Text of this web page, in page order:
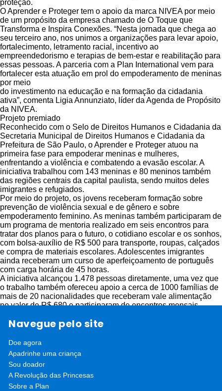
proteção.
O Aprender e Proteger tem o apoio da marca NIVEA por meio
de um propósito da empresa chamado de O Toque que
Transforma e Inspira Conexões. “Nesta jornada que chega ao
seu terceiro ano, nos unimos a organizações para levar apoio,
fortalecimento, letramento racial, incentivo ao
empreendedorismo e terapias de bem-estar e reabilitação para
essas pessoas. A parceria com a Plan International vem para
fortalecer esta atuação em prol do empoderamento de meninas
por meio
do investimento na educação e na formação da cidadania
ativa”, comenta Ligia Annunziato, líder da Agenda de Propósito
da NIVEA.
Projeto premiado
Reconhecido com o Selo de Direitos Humanos e Cidadania da
Secretaria Municipal de Direitos Humanos e Cidadania da
Prefeitura de São Paulo, o Aprender e Proteger atuou na
primeira fase para empoderar meninas e mulheres,
enfrentando a violência e combatendo a evasão escolar. A
iniciativa trabalhou com 143 meninas e 80 meninos também
das regiões centrais da capital paulista, sendo muitos deles
imigrantes e refugiados.
Por meio do projeto, os jovens receberam formação sobre
prevenção de violência sexual e de gênero e sobre
empoderamento feminino. As meninas também participaram de
um programa de mentoria realizado em seis encontros para
tratar dos planos para o futuro, o cotidiano escolar e os sonhos,
com bolsa-auxílio de R$ 500 para transporte, roupas, calçados
e compra de materiais escolares. Adolescentes imigrantes
ainda receberam um curso de aperfeiçoamento de português
com carga horária de 45 horas.
A iniciativa alcançou 1.478 pessoas diretamente, uma vez que
o trabalho também ofereceu apoio a cerca de 1000 famílias de
mais de 20 nacionalidades que receberam vale alimentação
no valor de R$ 680 e participaram de encontros mensais
sobre o direito à educação e a prevenção de violência sexual e
de gênero. Escolas também abriram as portas para a
realização de campanhas e intervenções lúdicas sobre os
temas.
“Aprender e Proteger é um projeto muito bonito, fruto de uma
articulação com mais de 20 outras organizações da sociedade
civil, que nos ajudaram a alcançar tantas famílias brasileiras,
migrantes internacionais e seus adolescentes”, afirma Iará.
Navegue pelo site
Doe agora
Apadrinhe uma criança
Sou doador
A Revolução das Princesas
Sobre a Plan